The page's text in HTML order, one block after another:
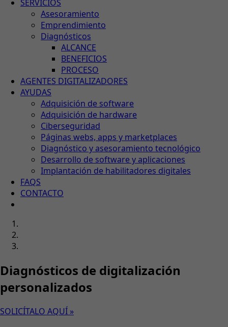
SERVICIOS
Asesoramiento
Emprendimiento
Diagnósticos
ALCANCE
BENEFICIOS
PROCESO
AGENTES DIGITALIZADORES
AYUDAS
Adquisición de software
Adquisición de hardware
Ciberseguridad
Páginas webs, apps y marketplaces
Diagnóstico y asesoramiento tecnológico
Desarrollo de software y aplicaciones
Implantación de habilitadores digitales
FAQS
CONTACTO
Diagnósticos de digitalización
personalizados
SOLICÍTALO AQUÍ »